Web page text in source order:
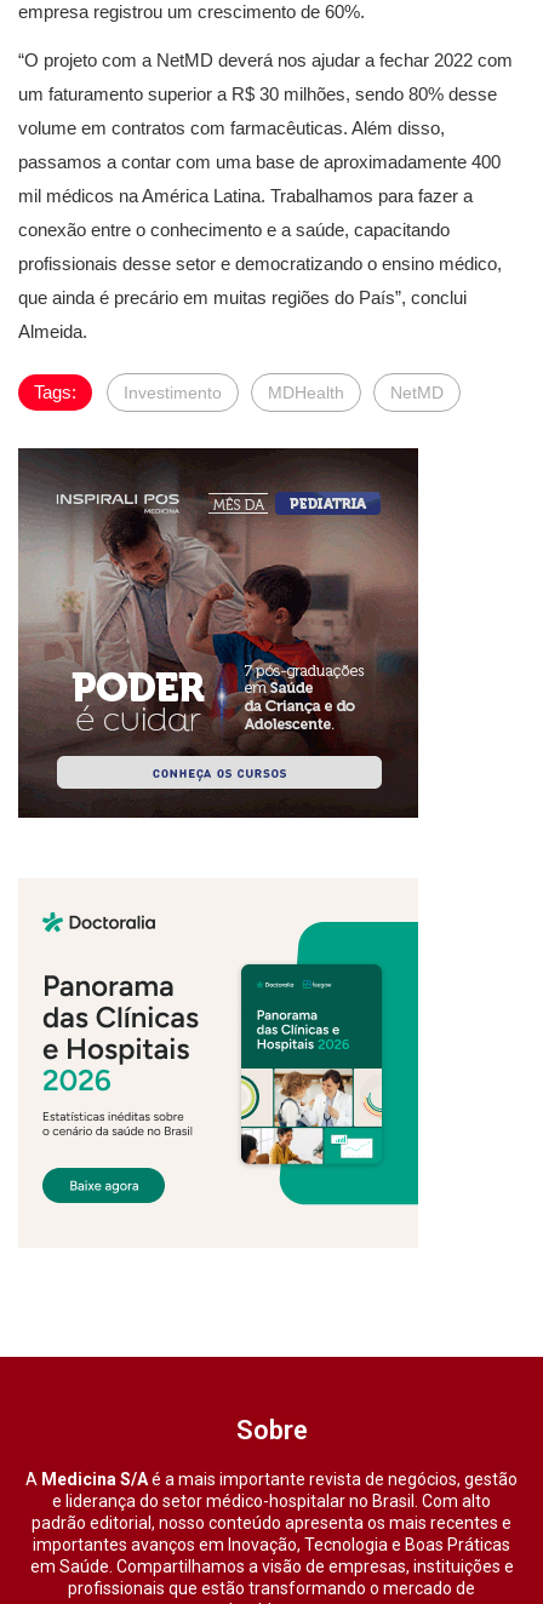
empresa registrou um crescimento de 60%.
“O projeto com a NetMD deverá nos ajudar a fechar 2022 com
um faturamento superior a R$ 30 milhões, sendo 80% desse
volume em contratos com farmacêuticas. Além disso,
passamos a contar com uma base de aproximadamente 400
mil médicos na América Latina. Trabalhamos para fazer a
conexão entre o conhecimento e a saúde, capacitando
profissionais desse setor e democratizando o ensino médico,
que ainda é precário em muitas regiões do País”, conclui
Almeida.
Tags: Investimento MDHealth NetMD
Sobre
A Medicina S/Aé a mais importante revista de negócios, gestão
e liderança do setor médico-hospitalar no Brasil. Com alto
padrão editorial, nosso conteúdo apresenta os mais recentes e
importantes avanços em Inovação, Tecnologia e Boas Práticas
em Saúde. Compartilhamos a visão de empresas, instituições e
profissionais que estão transformando o mercado de